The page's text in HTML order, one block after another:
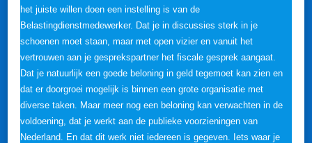
het juiste willen doen een instelling is van de
Belastingdienstmedewerker. Dat je in discussies sterk in je
schoenen moet staan, maar met open vizier en vanuit het
vertrouwen aan je gesprekspartner het fiscale gesprek aangaat.
Dat je natuurlijk een goede beloning in geld tegemoet kan zien en
dat er doorgroei mogelijk is binnen een grote organisatie met
diverse taken. Maar meer nog een beloning kan verwachten in de
voldoening, dat je werkt aan de publieke voorzieningen van
Nederland. En dat dit werk niet iedereen is gegeven. Iets waar je